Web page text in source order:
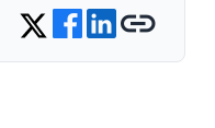
Share on Twitter
Share on Facebook
Share on LinkedIn
Copy link